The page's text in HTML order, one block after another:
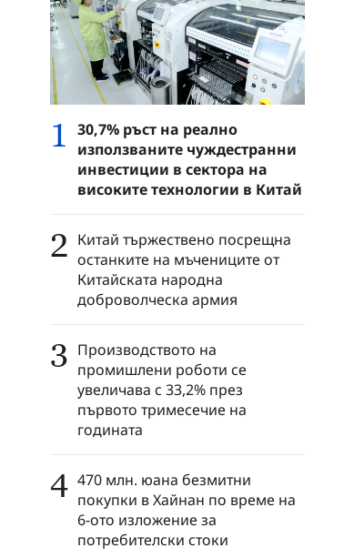
1 30,7% ръст на реално
използваните чуждестранни
инвестиции в сектора на
високите технологии в Китай
2 Китай тържествено посрещна
останките на мъчениците от
Китайската народна
доброволческа армия
3 Производството на
промишлени роботи се
увеличава с 33,2% през
първото тримесечие на
годината
4 470 млн. юана безмитни
покупки в Хайнан по време на
6-ото изложение за
потребителски стоки